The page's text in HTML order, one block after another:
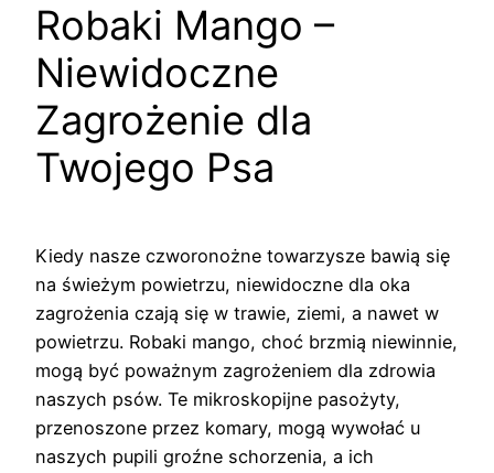
Robaki Mango –
Niewidoczne
Zagrożenie dla
Twojego Psa
Kiedy nasze czworonożne towarzysze bawią się
na świeżym powietrzu, niewidoczne dla oka
zagrożenia czają się w trawie, ziemi, a nawet w
powietrzu. Robaki mango, choć brzmią niewinnie,
mogą być poważnym zagrożeniem dla zdrowia
naszych psów. Te mikroskopijne pasożyty,
przenoszone przez komary, mogą wywołać u
naszych pupili groźne schorzenia, a ich